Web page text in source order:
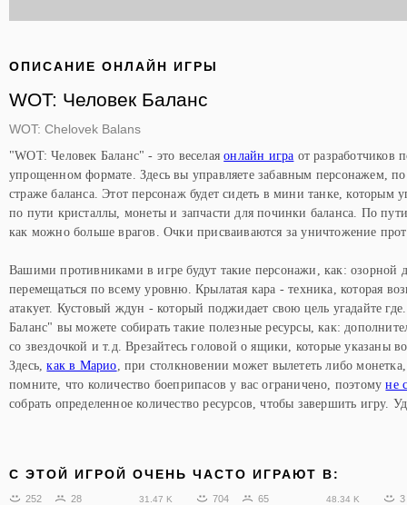
ОПИСАНИЕ ОНЛАЙН ИГРЫ
WOT: Человек Баланс
WOT: Chelovek Balans
"WOT: Человек Баланс" - это веселаяонлайн игра от разработчиков
упрощенном формате. Здесь вы управляете забавным персонажем,
страже баланса. Этот персонаж будет сидеть в мини танке, которым
по пути кристаллы, монеты и запчасти для починки баланса. По
как можно больше врагов. Очки присваиваются за уничтожение
Вашими противниками в игре будут такие персонажи, как: озорной
перемещаться по всему уровню. Крылатая кара - техника, которая
атакует. Кустовый ждун - который поджидает свою цель угадайте
Баланс" вы можете собирать такие полезные ресурсы, как:
со звездочкой и т.д. Врезайтесь головой о ящики, которые указаны
Здесь,как в Марио, при столкновении может вылететь либо
помните, что количество боеприпасов у вас ограничено, поэтомуне
собрать определенное количество ресурсов, чтобы завершить игру.
C ЭТОЙ ИГРОЙ ОЧЕНЬ ЧАСТО ИГРАЮТ В:
252 28 31.47 K 704 65 48.34 K 3